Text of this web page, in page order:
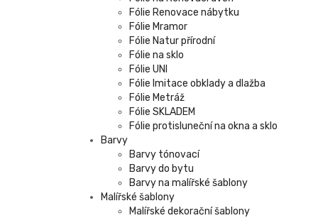
Fólie Renovace nábytku
Fólie Mramor
Fólie Natur přírodní
Fólie na sklo
Fólie UNI
Fólie Imitace obklady a dlažba
Fólie Metráž
Fólie SKLADEM
Fólie protisluneční na okna a sklo
Barvy
Barvy tónovací
Barvy do bytu
Barvy na malířské šablony
Malířské šablony
Malířské dekorační šablony